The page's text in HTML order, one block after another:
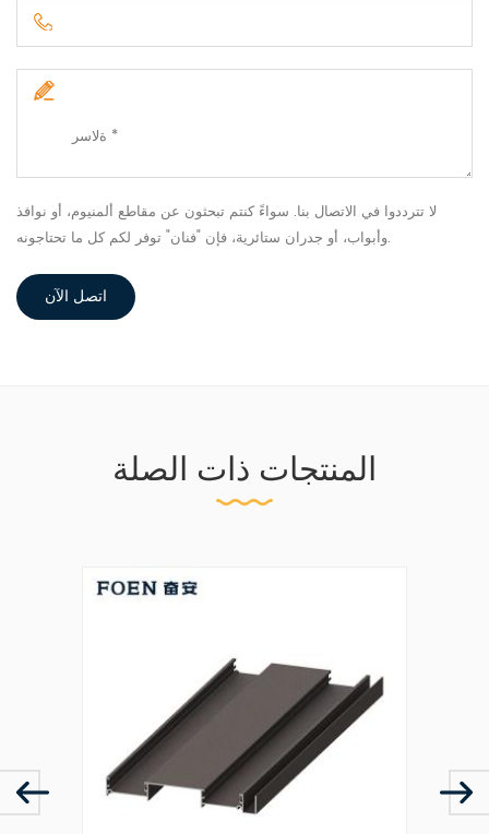
لا تترددوا في الاتصال بنا. سواءً كنتم تبحثون عن مقاطع ألمنيوم، أو نوافذ
وأبواب، أو جدران ستائرية، فإن "فنان" توفر لكم كل ما تحتاجونه.
اتصل الآن
المنتجات ذات الصلة